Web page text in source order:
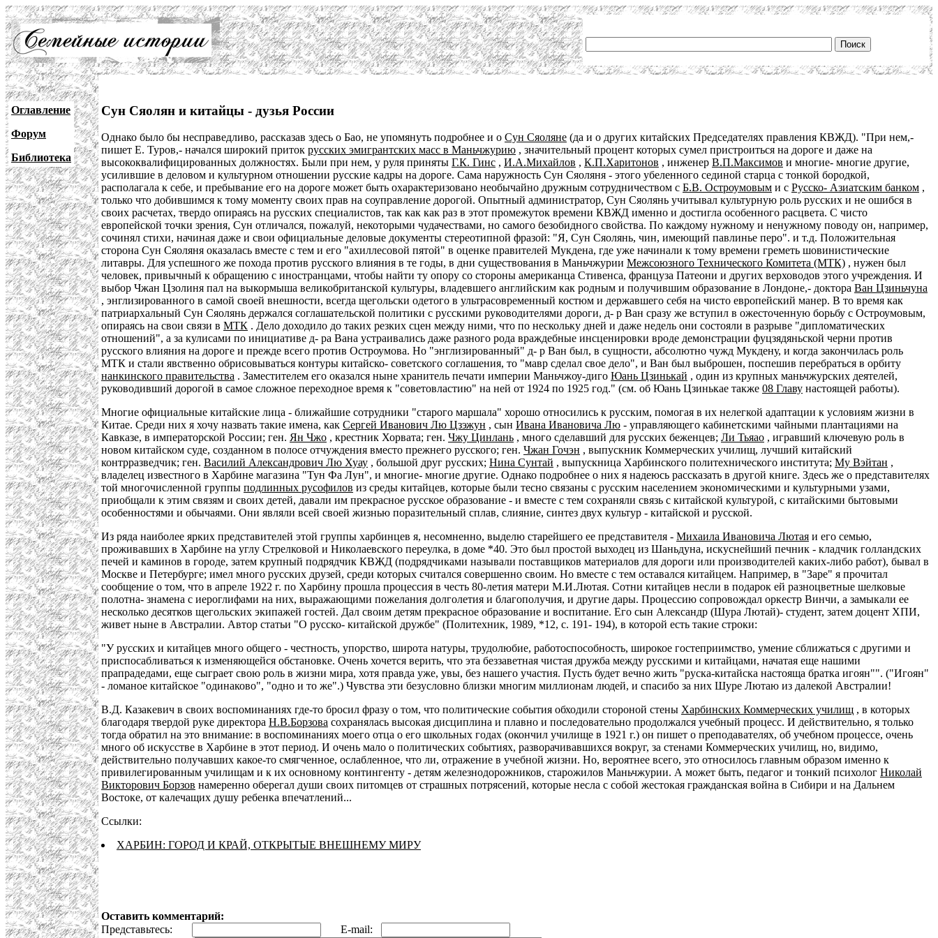
Оглавление
Форум
Библиотека
Сун Сяолян и китайцы - дузья России
Однако было бы несправедливо, рассказав здесь о Бао, не упомянуть подробнее и о Сун Сяоляне (да и о других китайских Председателях правления КВЖД). "При нем,-
пишет Е. Туров,- начался широкий приток русских эмигрантских масс в Маньчжурию , значительный процент которых сумел пристроиться на дороге и даже на
высококвалифицированных должностях. Были при нем, у руля приняты Г.К. Гинс , И.А.Михайлов , К.П.Харитонов , инженер В.П.Максимов и многие- многие другие,
усилившие в деловом и культурном отношении русские кадры на дороге. Сама наружность Сун Сяоляня - этого убеленного сединой старца с тонкой бородкой,
располагала к себе, и пребывание его на дороге может быть охарактеризовано необычайно дружным сотрудничеством с Б.В. Остроумовым и с Русско- Азиатским банком ,
только что добившимся к тому моменту своих прав на соуправление дорогой. Опытный администратор, Сун Сяолянь учитывал культурную роль русских и не ошибся в
своих расчетах, твердо опираясь на русских специалистов, так как как раз в этот промежуток времени КВЖД именно и достигла особенного расцвета. С чисто
европейской точки зрения, Сун отличался, пожалуй, некоторыми чудачествами, но самого безобидного свойства. По каждому нужному и ненужному поводу он, например,
сочинял стихи, начиная даже и свои официальные деловые документы стереотипной фразой: "Я, Сун Сяолянь, чин, имеющий павлинье перо". и т.д. Положительная
сторона Сун Сяоляня оказалась вместе с тем и его "ахиллесовой пятой" в оценке правителей Мукдена, где уже начинали к тому времени греметь шовинистические
литавры. Для успешного же похода против русского влияния в те годы, в дни существования в Маньчжурии Межсоюзного Технического Комитета (МТК) , нужен был
человек, привычный к обращению с иностранцами, чтобы найти ту опору со стороны американца Стивенса, француза Патеони и других верховодов этого учреждения. И
выбор Чжан Цзолиня пал на выкормыша великобританской культуры, владевшего английским как родным и получившим образование в Лондоне,- доктора Ван Цзиньчуна
, энглизированного в самой своей внешности, всегда щегольски одетого в ультрасовременный костюм и державшего себя на чисто европейский манер. В то время как
патриархальный Сун Сяолянь держался соглашательской политики с русскими руководителями дороги, д- р Ван сразу же вступил в ожесточенную борьбу с Остроумовым,
опираясь на свои связи в МТК . Дело доходило до таких резких сцен между ними, что по нескольку дней и даже недель они состояли в разрыве "дипломатических
отношений", а за кулисами по инициативе д- ра Вана устраивались даже разного рода враждебные инсценировки вроде демонстрации фуцзядяньской черни против
русского влияния на дороге и прежде всего против Остроумова. Но "энглизированный" д- р Ван был, в сущности, абсолютно чужд Мукдену, и когда закончилась роль
МТК и стали явственно обрисовываться контуры китайско- советского соглашения, то "мавр сделал свое дело", и Ван был выброшен, поспешив перебраться в орбиту
нанкинского правительства . Заместителем его оказался ныне хранитель печати империи Маньчжоу-диго Юань Цзинькай , один из крупных маньчжурских деятелей,
руководивший дорогой в самое сложное переходное время к "советовластию" на ней от 1924 по 1925 год." (см. об Юань Цзинькае также 08 Главу настоящей работы).
Многие официальные китайские лица - ближайшие сотрудники "старого маршала" хорошо относились к русским, помогая в их нелегкой адаптации к условиям жизни в
Китае. Среди них я хочу назвать такие имена, как Сергей Иванович Лю Цзэжун , сын Ивана Ивановича Лю - управляющего кабинетскими чайными плантациями на
Кавказе, в императорской России; ген. Ян Чжо , крестник Хорвата; ген. Чжу Цинлань , много сделавший для русских беженцев; Ли Тьяао , игравший ключевую роль в
новом китайском суде, созданном в полосе отчуждения вместо прежнего русского; ген. Чжан Гочэн , выпускник Коммерческих училищ, лучший китайский
контрразведчик; ген. Василий Александрович Лю Хуау , большой друг русских; Нина Сунтай , выпускница Харбинского политехнического института; Му Вэйтан ,
владелец известного в Харбине магазина "Тун Фа Лун", и многие- многие другие. Однако подробнее о них я надеюсь рассказать в другой книге. Здесь же о представителях
той многочисленной группы подлинных русофилов из среды китайцев, которые были тесно связаны с русским населением экономическими и культурными узами,
приобщали к этим связям и своих детей, давали им прекрасное русское образование - и вместе с тем сохраняли связь с китайской культурой, с китайскими бытовыми
особенностями и обычаями. Они являли всей своей жизнью поразительный сплав, слияние, синтез двух культур - китайской и русской.
Из ряда наиболее ярких представителей этой группы харбинцев я, несомненно, выделю старейшего ее представителя - Михаила Ивановича Лютая и его семью,
проживавших в Харбине на углу Стрелковой и Николаевского переулка, в доме *40. Это был простой выходец из Шаньдуна, искуснейший печник - кладчик голландских
печей и каминов в городе, затем крупный подрядчик КВЖД (подрядчиками называли поставщиков материалов для дороги или производителей каких-либо работ), бывал в
Москве и Петербурге; имел много русских друзей, среди которых считался совершенно своим. Но вместе с тем оставался китайцем. Например, в "Заре" я прочитал
сообщение о том, что в апреле 1922 г. по Харбину прошла процессия в честь 80-летия матери М.И.Лютая. Сотни китайцев несли в подарок ей разноцветные шелковые
полотна- знамена с иероглифами на них, выражающими пожелания долголетия и благополучия, и другие дары. Процессию сопровождал оркестр Винчи, а замыкали ее
несколько десятков щегольских экипажей гостей. Дал своим детям прекрасное образование и воспитание. Его сын Александр (Шура Лютай)- студент, затем доцент ХПИ,
живет ныне в Австралии. Автор статьи "О русско- китайской дружбе" (Политехник, 1989, *12, с. 191- 194), в которой есть такие строки:
"У русских и китайцев много общего - честность, упорство, широта натуры, трудолюбие, работоспособность, широкое гостеприимство, умение сближаться с другими и
приспосабливаться к изменяющейся обстановке. Очень хочется верить, что эта беззаветная чистая дружба между русскими и китайцами, начатая еще нашими
прапрадедами, еще сыграет свою роль в жизни мира, хотя правда уже, увы, без нашего участия. Пусть будет вечно жить "руска-китайска настояща братка игоян"". ("Игоян"
- ломаное китайское "одинаково", "одно и то же".) Чувства эти безусловно близки многим миллионам людей, и спасибо за них Шуре Лютаю из далекой Австралии!
В.Д. Казакевич в своих воспоминаниях где-то бросил фразу о том, что политические события обходили стороной стены Харбинских Коммерческих училищ , в которых
благодаря твердой руке директора Н.В.Борзова сохранялась высокая дисциплина и плавно и последовательно продолжался учебный процесс. И действительно, я только
тогда обратил на это внимание: в воспоминаниях моего отца о его школьных годах (окончил училище в 1921 г.) он пишет о преподавателях, об учебном процессе, очень
много об искусстве в Харбине в этот период. И очень мало о политических событиях, разворачивавшихся вокруг, за стенами Коммерческих училищ, но, видимо,
действительно получавших какое-то смягченное, ослабленное, что ли, отражение в учебной жизни. Но, вероятнее всего, это относилось главным образом именно к
привилегированным училищам и к их основному контингенту - детям железнодорожников, старожилов Маньчжурии. А может быть, педагог и тонкий психолог Николай
Викторович Борзов намеренно оберегал души своих питомцев от страшных потрясений, которые несла с собой жестокая гражданская война в Сибири и на Дальнем
Востоке, от калечащих душу ребенка впечатлений...
Ссылки:
ХАРБИН: ГОРОД И КРАЙ, ОТКРЫТЫЕ ВНЕШНЕМУ МИРУ
Оставить комментарий:
Представьтесь:
E-mail: